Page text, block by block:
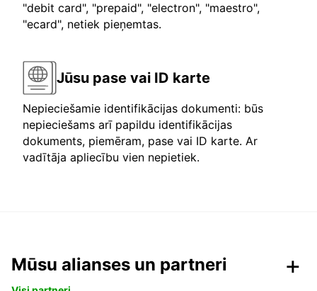
"debit card", "prepaid", "electron", "maestro",
"ecard", netiek pieņemtas.
Jūsu pase vai ID karte
Nepieciešamie identifikācijas dokumenti: būs
nepieciešams arī papildu identifikācijas
dokuments, piemēram, pase vai ID karte. Ar
vadītāja apliecību vien nepietiek.
Mūsu alianses un partneri